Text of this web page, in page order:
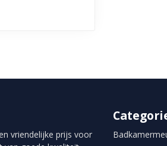
vriendelijke prijs voor